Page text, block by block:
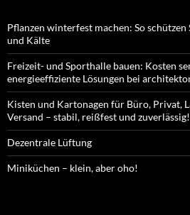
Pflanzen winterfest machen: So
und Kälte
Freizeit- und Sporthalle bauen: Kosten
energieeffiziente Lösungen bei
Kisten und Kartonagen für Büro, Privat,
Versand – stabil, reißfest und zuverlässig!
Dezentrale Lüftung
Miniküchen – klein, aber oho!